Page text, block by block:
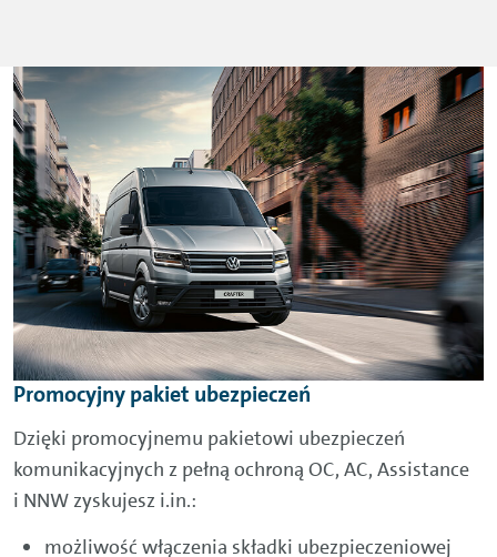
Promocyjny pakiet ubezpieczeń
Dzięki promocyjnemu pakietowi ubezpieczeń
komunikacyjnych z pełną ochroną OC, AC, Assistance
i NNW zyskujesz i.in.:
możliwość włączenia składki ubezpieczeniowej